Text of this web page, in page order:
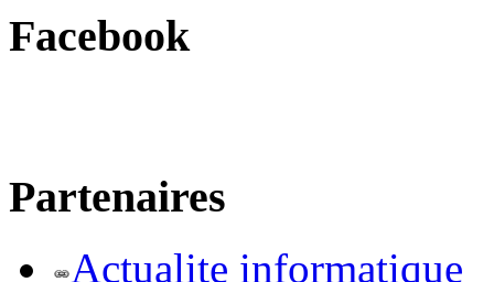
Facebook
Partenaires
Actualite informatique